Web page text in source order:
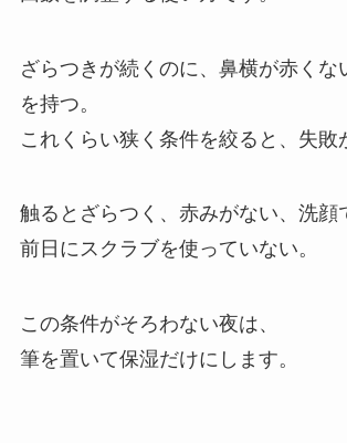
ざらつきが続くのに、鼻横が赤くな
を持つ。
これくらい狭く条件を絞ると、失敗
触るとざらつく、赤みがない、洗顔
前日にスクラブを使っていない。
この条件がそろわない夜は、
筆を置いて保湿だけにします。